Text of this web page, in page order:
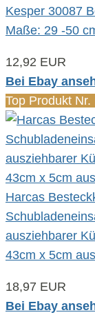
Kesper 30087
Maße: 29 -50
12,92 EUR
Bei Ebay
Top Produkt Nr.
Harcas
ausziehbarer
43cm x 5cm
18,97 EUR
Bei Ebay